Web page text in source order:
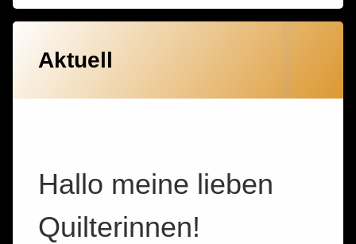
Aktuell
Hallo meine lieben
Quilterinnen!